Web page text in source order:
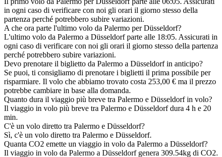
in ogni caso di verificare con noi gli orari il giorno stesso della
partenza perché potrebbero subire variazioni.
A che ora parte l'ultimo volo da Palermo per Düsseldorf?
L'ultimo volo da Palermo a Düsseldorf parte alle 18:05. Assicurati in
ogni caso di verificare con noi gli orari il giorno stesso della partenza
perché potrebbero subire variazioni.
Devo prenotare il biglietto da Palermo a Düsseldorf in anticipo?
Se puoi, ti consigliamo di prenotare i biglietti il prima possibile per
risparmiare. Il volo che abbiamo trovato costa 253,00 € ma il prezzo
potrebbe cambiare in base alla domanda.
Quanto dura il viaggio più breve tra Palermo e Düsseldorf in volo?
Il viaggio in volo più breve tra Palermo e Düsseldorf dura 4 h e 20
min.
C'è un volo diretto tra Palermo e Düsseldorf?
Sì, c'è un volo diretto tra Palermo e Düsseldorf.
Quanta CO2 emette un viaggio in volo da Palermo a Düsseldorf?
Il viaggio in volo da Palermo a Düsseldorf genera 309.54kg di CO2.